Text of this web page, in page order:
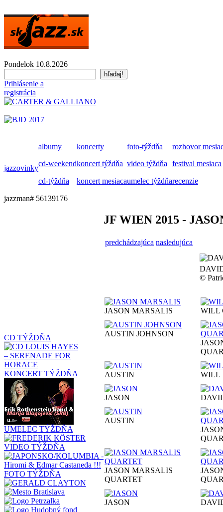
Pondelok 10.8.2026
Prihlásenie a
registrácia
jazzovinky
albumy koncerty foto-týždňa
rozhovor
cd-weekendkoncert týždňa video týždňa festival mesiaca
cd-týždňa koncert mesiacaumelec týždňarecenzie
jazzman# 56139176
CD TÝŽDŇA
KONCERT TÝŽDŇA
UMELEC TÝŽDŇA
VIDEO TÝŽDŇA
FOTO TÝŽDŇA
JF WIEN 2015 -
predchádzajúca nasledujúca
©
JASON MARSALIS WILL
AUSTIN JOHNSON
AUSTIN WILL
JASON
AUSTIN
JASON MARSALIS
QUARTET
JASON